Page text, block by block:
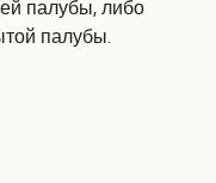
Maroc (FR)
палубы, либо
палубы.